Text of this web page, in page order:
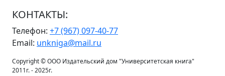
КОНТАКТЫ:
Телефон: +7 (967) 097-40-77
Email: unkniga@mail.ru
Copyright © ООО Издательский дом "Университетская книга"
2011г. - 2025г.